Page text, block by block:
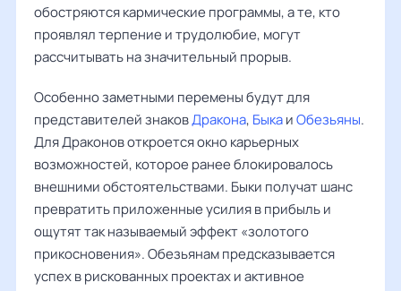
обостряются кармические программы, а те, кто
проявлял терпение и трудолюбие, могут
рассчитывать на значительный прорыв.
Особенно заметными перемены будут для
представителей знаковДракона, БыкаиОбезьяны.
Для Драконов откроется окно карьерных
возможностей, которое ранее блокировалось
внешними обстоятельствами. Быки получат шанс
превратить приложенные усилия в прибыль и
ощутят так называемый эффект «золотого
прикосновения». Обезьянам предсказывается
успех в рискованных проектах и активное